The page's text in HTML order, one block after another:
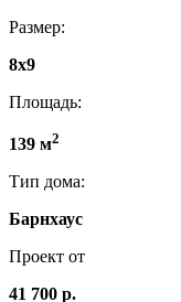
Размер:
8x9
Площадь:
139 м2
Тип дома:
Барнхаус
Проект от
41 700 р.